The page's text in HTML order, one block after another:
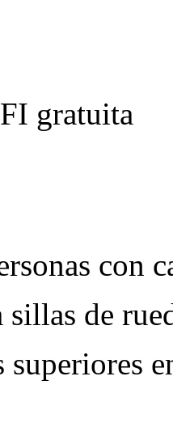
gratuita
con
de
superiores